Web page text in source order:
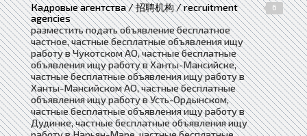
Кадровые агентства / 招聘机构 / recruitment
agencies
6
разместить подать объявление бесплатное
частное, частные бесплатные объявления ищу
работу в Чукотском АО, частные бесплатные
объявления ищу работу в Ханты-Мансийске,
частные бесплатные объявления ищу работу в
Ханты-Мансийском АО, частные бесплатные
объявления ищу работу в Усть-Ордынском,
частные бесплатные объявления ищу работу в
Дудинке, частные бесплатные объявления ищу